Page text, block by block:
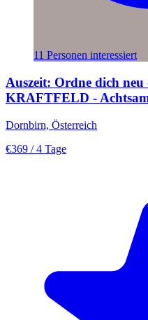
11 Personen interessiert
Auszeit: Ordne dich
KRAFTFELD -
Dornbirn, Österreich
€369 / 4 Tage